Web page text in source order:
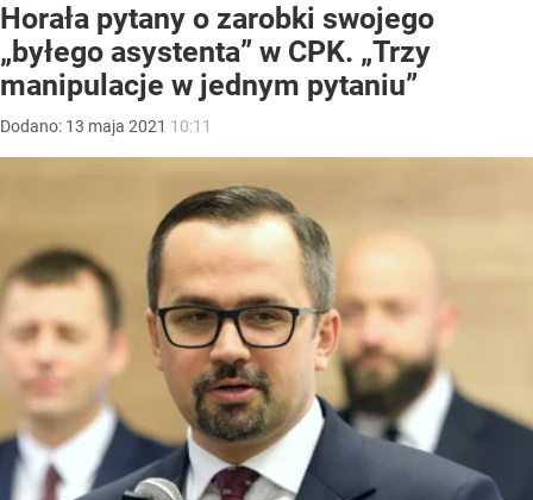
Horała pytany o zarobki swojego
„byłego asystenta” w CPK. „Trzy
manipulacje w jednym pytaniu”
Dodano: 13 maja 2021 10:11